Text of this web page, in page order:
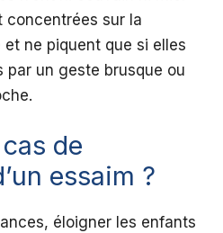
concentrées sur la
ne piquent que si elles
par un geste brusque ou
de
essaim ?
éloigner les enfants